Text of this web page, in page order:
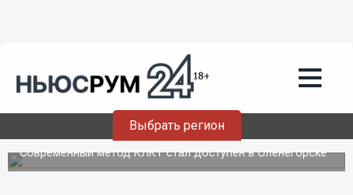
Выбрать регион
Трёхмерная диагностика: в Заполярье
повысили точность
стоматологического лечения
Современный метод КЛКТ стал доступен в Оленегорске